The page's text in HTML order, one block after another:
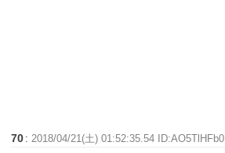
70 :2018/04/21(土) 01:52:35.54 ID:AO5TlHFb0